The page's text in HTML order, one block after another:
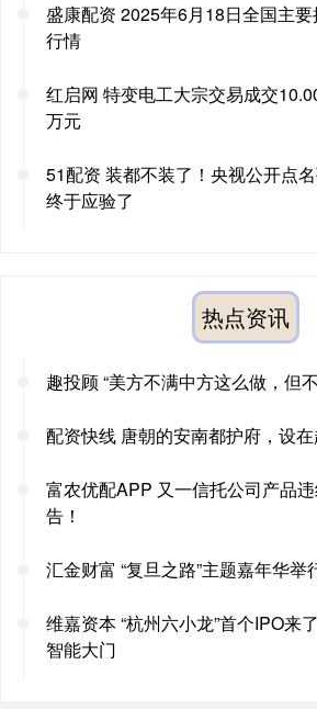
盛康配资 2025年6月18日全国主
行情
红启网 特变电工大宗交易成交
万元
51配资 装都不装了！央视公开点
终于应验了
热点资讯
趣投顾 “美方不满中方这么做，但
配资快线 唐朝的安南都护府，设在
富农优配APP 又一信托公司产品
告！
汇金财富 “复旦之路”主题嘉年华举
维嘉资本 “杭州六小龙”首个IPO来
智能大门